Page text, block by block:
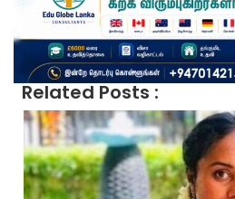
Related Posts :